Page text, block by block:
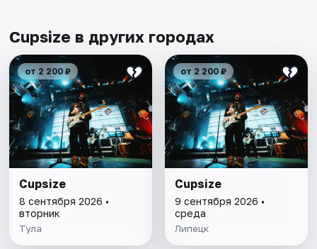
Cupsize в других городах
от 2 200 ₽
Cupsize
8 сентября 2026 •
вторник
Тула
от 2 200 ₽
Cupsize
9 сентября 2026 •
среда
Липецк